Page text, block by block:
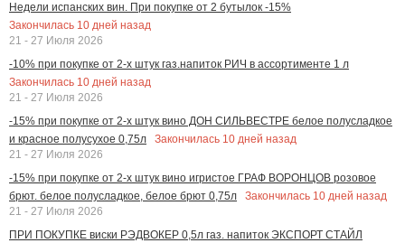
Недели испанских вин. При покупке от 2 бутылок -15%
Закончилась 10 дней назад
21 - 27 Июля 2026
-10% при покупке от 2-х штук газ.напиток РИЧ в ассортименте 1 л
Закончилась 10 дней назад
21 - 27 Июля 2026
-15% при покупке от 2-х штук вино ДОН СИЛЬВЕСТРЕ белое полусладкое
и красное полусухое 0,75л
Закончилась 10 дней назад
21 - 27 Июля 2026
-15% при покупке от 2-х штук вино игристое ГРАФ ВОРОНЦОВ розовое
брют. белое полусладкое, белое брют 0,75л
Закончилась 10 дней назад
21 - 27 Июля 2026
ПРИ ПОКУПКЕ виски РЭДВОКЕР 0,5л газ. напиток ЭКСПОРТ СТАЙЛ